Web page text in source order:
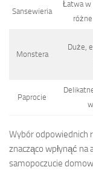
Sansewieria
Łatwa w
Monstera
Duże,
Paprocie
Wybór odpowiednich
znacząco wpłynąć
samopoczucie